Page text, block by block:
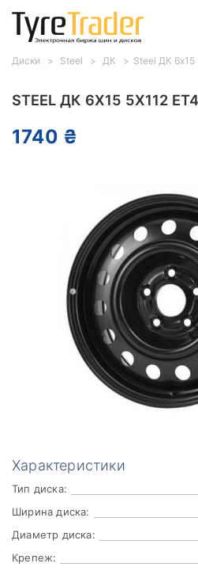
STEEL ДК 6X15 5X112
1740 ₴
Характеристики
Тип диска:
Ширина диска:
Диаметр диска:
Крепеж:
Диски Steel ДК Steel ДК 6x15